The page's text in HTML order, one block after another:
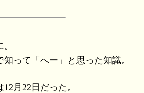
知って「へー」と思った知識。
月22日だった。